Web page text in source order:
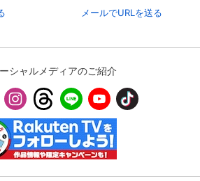
メールでURLを送る
シャルメディアのご紹介